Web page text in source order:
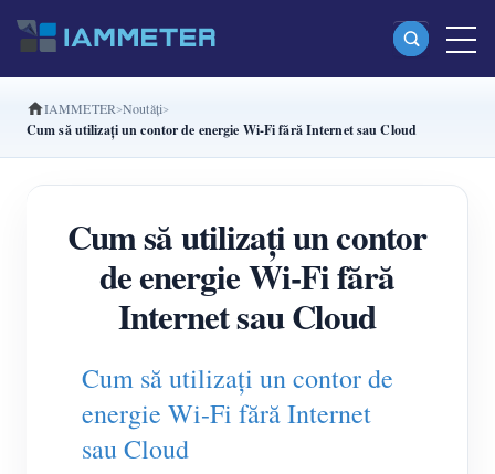
Produse
Contor de energie Wi-Fi trifazat (WEM3080T)
Contor de energie Wi-Fi trifazat (WEM3046T)
Contor de energie Wi-Fi trifazat (WEM3050T)
Controler de putere WiFi
IAMMETER Cloud Pro
Serviciu self-hosting
IAMMETER Noutăți
Cum să utilizați un contor de energie Wi-Fi fără Internet sau Cloud
Cum să utilizați un contor
de energie Wi-Fi fără
Internet sau Cloud
Cum să utilizați un contor de
energie Wi-Fi fără Internet
sau Cloud